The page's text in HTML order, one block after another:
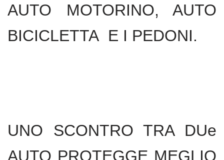
AUTO MOTORINO, AUTO
BICICLETTA E I PEDONI.
UNO SCONTRO TRA DUe
AUTO PROTEGGE MEGLIO